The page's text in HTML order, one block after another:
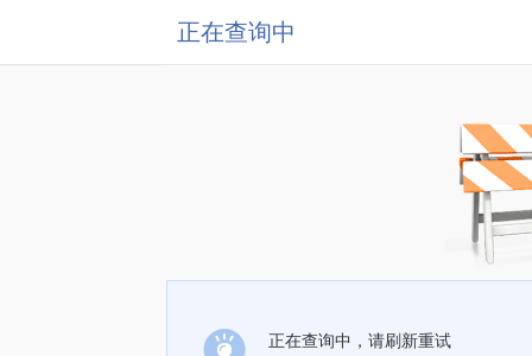
正在查询中
正在查询中，请刷新重试